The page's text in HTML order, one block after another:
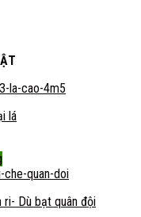
lá
ri- Dù bạt quân đội